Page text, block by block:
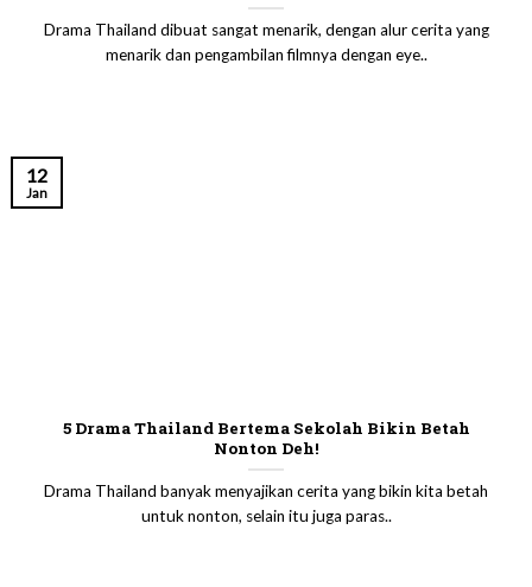
Drama Thailand dibuat sangat menarik, dengan alur cerita yang
menarik dan pengambilan filmnya dengan eye..
5 Drama Thailand Bertema Sekolah Bikin Betah
Nonton Deh!
Drama Thailand banyak menyajikan cerita yang bikin kita betah
untuk nonton, selain itu juga paras..
12
Jan